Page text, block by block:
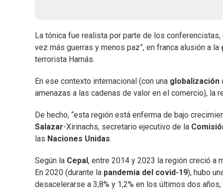
La tónica fue realista por parte de los
vez más guerras y menos paz”, en franca alusión a la
terrorista Hamás.
En ese contexto internacional (con una globalización
amenazas a las cadenas de valor en el comercio), la
De hecho, “esta región está enferma de bajo
Salazar-Xirinachs, secretario ejecutivo de la
las Naciones Unidas.
Según la Cepal , entre 2014 y 2023 la región creció a
En 2020 (durante la pandemia del covid-19), hubo
desacelerarse a 3,8% y 1,2% en los últimos dos